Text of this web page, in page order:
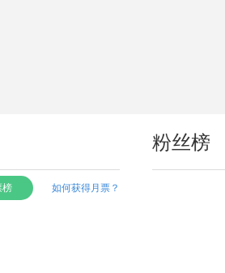
榜 如何获得月票？
粉丝榜